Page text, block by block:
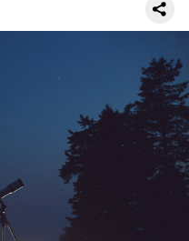
в честь
который ежегодно
любители
выезжают за
светового
глазом